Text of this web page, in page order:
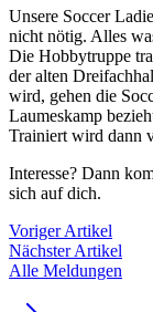
Unsere Soccer
nicht nötig. Alles
Die Hobbytruppe
der alten
wird, gehen die
Laumeskamp
Trainiert wird dann
Interesse? Dann
sich auf dich.
Voriger Artikel
Nächster Artikel
Alle Meldungen